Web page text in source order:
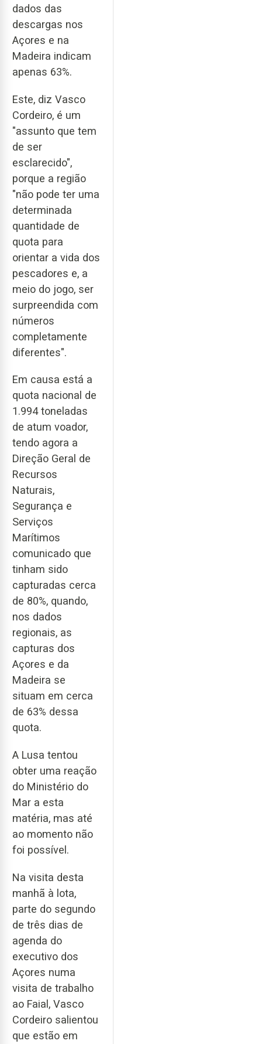
dados das
descargas nos
Açores e na
Madeira indicam
apenas 63%.
Este, diz Vasco
Cordeiro, é um
"assunto que tem
de ser
esclarecido",
porque a região
"não pode ter uma
determinada
quantidade de
quota para
orientar a vida dos
pescadores e, a
meio do jogo, ser
surpreendida com
números
completamente
diferentes".
Em causa está a
quota nacional de
1.994 toneladas
de atum voador,
tendo agora a
Direção Geral de
Recursos
Naturais,
Segurança e
Serviços
Marítimos
comunicado que
tinham sido
capturadas cerca
de 80%, quando,
nos dados
regionais, as
capturas dos
Açores e da
Madeira se
situam em cerca
de 63% dessa
quota.
A Lusa tentou
obter uma reação
do Ministério do
Mar a esta
matéria, mas até
ao momento não
foi possível.
Na visita desta
manhã à lota,
parte do segundo
de três dias de
agenda do
executivo dos
Açores numa
visita de trabalho
ao Faial, Vasco
Cordeiro salientou
que estão em